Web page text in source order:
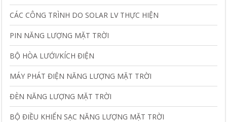
CÁC CÔNG TRÌNH DO SOLAR LV THỰC HIỆN
PIN NĂNG LƯỢNG MẶT TRỜI
BỘ HÒA LƯỚI/KÍCH ĐIỆN
MÁY PHÁT ĐIỆN NĂNG LƯỢNG MẶT TRỜI
ĐÈN NĂNG LƯỢNG MẶT TRỜI
BỘ ĐIỀU KHIỂN SẠC NĂNG LƯỢNG MẶT TRỜI